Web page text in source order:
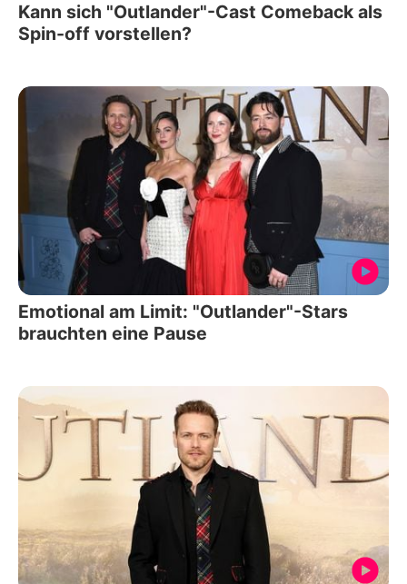
Kann sich "Outlander"-Cast Comeback als
Spin-off vorstellen?
Emotional am Limit: "Outlander"-Stars
brauchten eine Pause